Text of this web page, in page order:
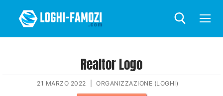
Realtor Logo
21 MARZO 2022 ORGANIZZAZIONE (LOGHI)